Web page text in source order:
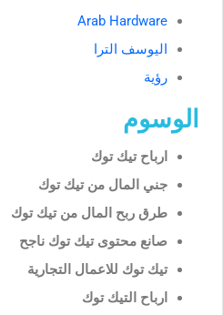
Arab Hardware
اليوسف الترا
رؤية
الوسوم
ارباح تيك توك
جني المال من تيك توك
طرق ربح المال من تيك توك
صانع محتوى تيك توك ناجح
تيك توك للاعمال التجارية
ارباح التيك توك